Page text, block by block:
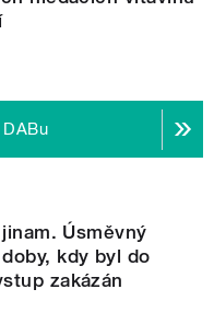
Úsměvný
kdy byl do
zakázán